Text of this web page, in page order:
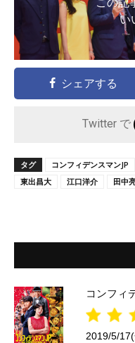
い
シェアする
Twitter で
タグ コンフィデンスマンJP
東出昌大
江口洋介 田中
コンフィ
2019/5/